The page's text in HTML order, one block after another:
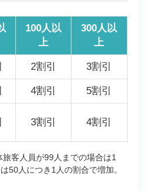
100人以
上
300人以
上
2割引 3割引
4割引 5割引
3割引 4割引
客人員が99人までの場合は1
50人につき1人の割合で増加。